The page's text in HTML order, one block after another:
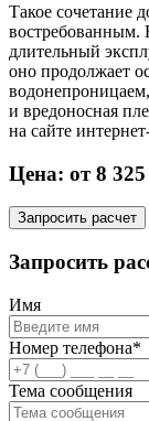
Такое сочетание
востребованным.
длительный
оно продолжает
и вредоносная
на сайте
Цена: от 8 325
Запросить расчет
Запросить
Имя
Номер телефона*
Тема сообщения